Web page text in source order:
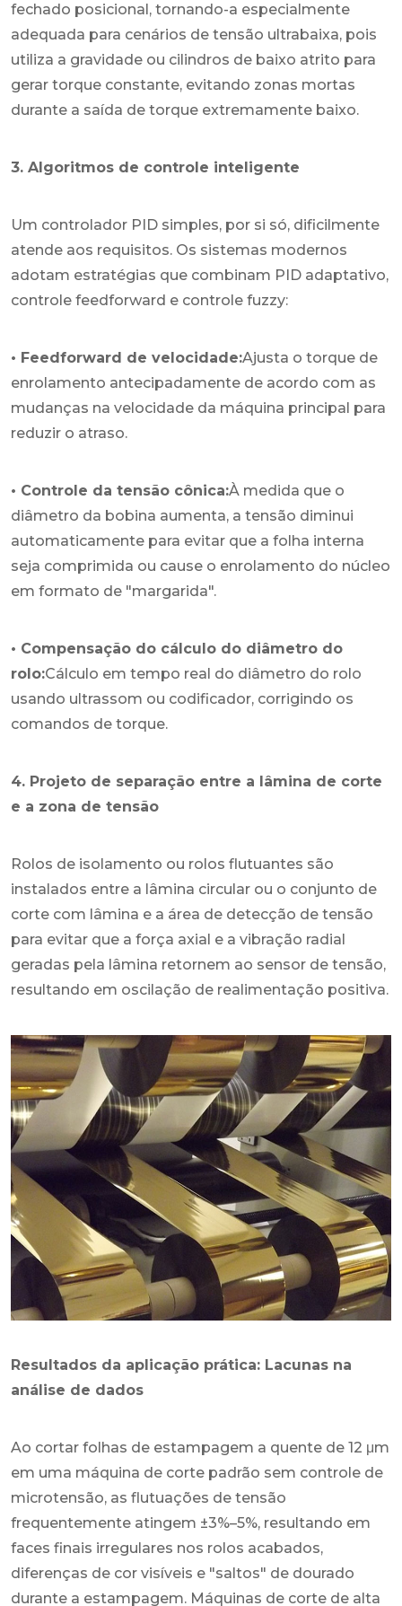
fechado posicional, tornando-a especialmente
adequada para cenários de tensão ultrabaixa, pois
utiliza a gravidade ou cilindros de baixo atrito para
gerar torque constante, evitando zonas mortas
durante a saída de torque extremamente baixo.
3. Algoritmos de controle inteligente
Um controlador PID simples, por si só, dificilmente
atende aos requisitos. Os sistemas modernos
adotam estratégias que combinam PID adaptativo,
controle feedforward e controle fuzzy:
• Feedforward de velocidade:Ajusta o torque de
enrolamento antecipadamente de acordo com as
mudanças na velocidade da máquina principal para
reduzir o atraso.
• Controle da tensão cônica:À medida que o
diâmetro da bobina aumenta, a tensão diminui
automaticamente para evitar que a folha interna
seja comprimida ou cause o enrolamento do núcleo
em formato de "margarida".
• Compensação do cálculo do diâmetro do
rolo:Cálculo em tempo real do diâmetro do rolo
usando ultrassom ou codificador, corrigindo os
comandos de torque.
4. Projeto de separação entre a lâmina de corte
e a zona de tensão
Rolos de isolamento ou rolos flutuantes são
instalados entre a lâmina circular ou o conjunto de
corte com lâmina e a área de detecção de tensão
para evitar que a força axial e a vibração radial
geradas pela lâmina retornem ao sensor de tensão,
resultando em oscilação de realimentação positiva.
Resultados da aplicação prática: Lacunas na
análise de dados
Ao cortar folhas de estampagem a quente de 12 μm
em uma máquina de corte padrão sem controle de
microtensão, as flutuações de tensão
frequentemente atingem ±3%–5%, resultando em
faces finais irregulares nos rolos acabados,
diferenças de cor visíveis e "saltos" de dourado
durante a estampagem. Máquinas de corte de alta